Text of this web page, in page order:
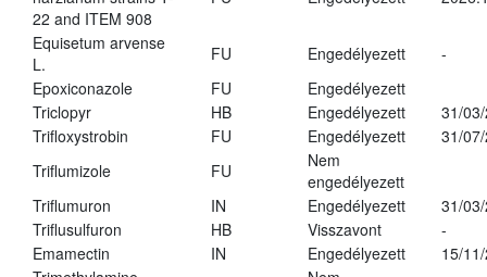
22 and ITEM 908
Equisetum arvense
L.
FU Engedélyezett
-
Epoxiconazole
FU
Engedélyezett
Triclopyr
HB Engedélyezett
31/
Trifloxystrobin
FU Engedélyezett
31/
Triflumizole
FU
Nem
engedélyezett
Triflumuron
IN Engedélyezett
31/
Triflusulfuron
HB Visszavont
-
Emamectin
IN Engedélyezett
15/